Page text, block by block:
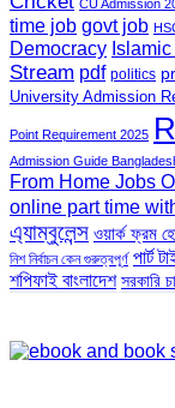
CU Admission
time job govt job
Democracy
Stream pdf politics
University Admission
Point Requirement 2025
Admission Guide
From Home Jobs
online part time
এ্যাম্বুলেন্স ওয়ার্ক ফ্রম
নিশ নির্বাচন কেন গুরুত্বপূর্ণ পার্ট
শপিফাই বাংলাদেশ সরকারি